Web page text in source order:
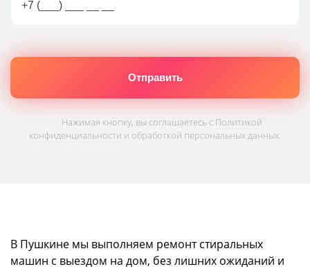
Нажимая кнопку, вы соглашаетесь с Политикой
конфиденциальности и обработкой персональных данных.
В Пушкине мы выполняем ремонт стиральных
машин с выездом на дом, без лишних ожиданий и